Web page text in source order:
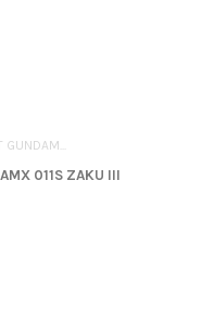
011S ZAKU III